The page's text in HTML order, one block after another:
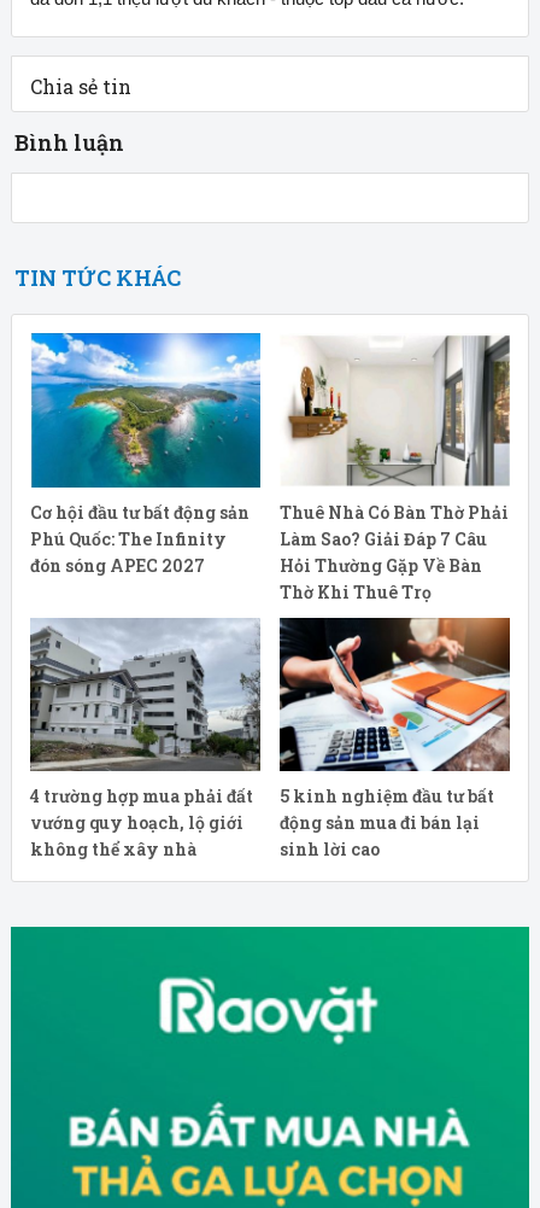
Chia sẻ tin
Bình luận
TIN TỨC KHÁC
Cơ hội đầu tư bất động sản
Phú Quốc: The Infinity
đón sóng APEC 2027
Thuê Nhà Có Bàn Thờ Phải
Làm Sao? Giải Đáp 7 Câu
Hỏi Thường Gặp Về Bàn
Thờ Khi Thuê Trọ
4 trường hợp mua phải đất
vướng quy hoạch, lộ giới
không thể xây nhà
5 kinh nghiệm đầu tư bất
động sản mua đi bán lại
sinh lời cao